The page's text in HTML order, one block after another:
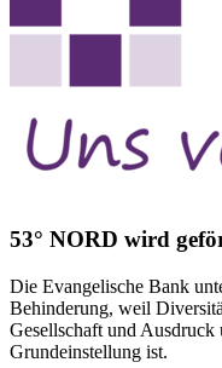
53° NORD wird
Die Evangelische Bank
Behinderung, weil
Gesellschaft und Ausdruck
Grundeinstellung ist.